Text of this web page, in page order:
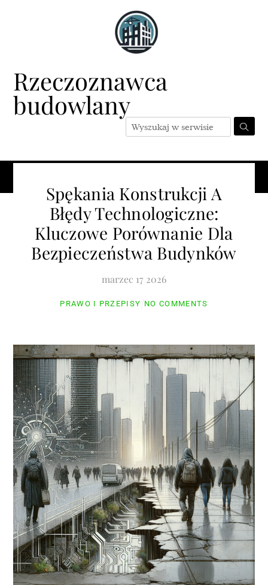
Rzeczoznawca
budowlany
Spękania Konstrukcji A
Błędy Technologiczne:
Kluczowe Porównanie Dla
Bezpieczeństwa Budynków
marzec 17 2026
PRAWO I PRZEPISY NO COMMENTS